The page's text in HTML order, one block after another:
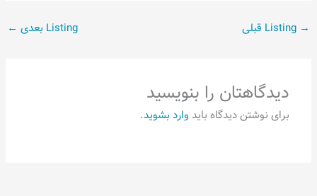
→ Listing بعدی ←
دیدگاهتان را بنویسید
برای نوشتن دیدگاه باید وارد بشوید.